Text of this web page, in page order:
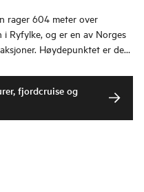
rager 604 meter over
i Ryfylke, og er en av Norges
Høydepunktet er den
fjordcruise og